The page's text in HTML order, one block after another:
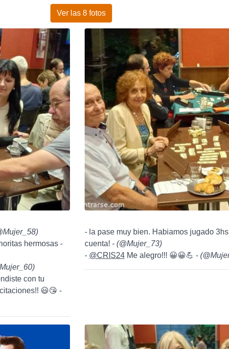
Ver las 8 fotos
)
hermosas -
)
con tu
😃😘 -
- la pase muy bien. Habiamos jugado
cuenta! - (@Mujer_73)
- @CRIS24Me alegro!!! 😀😀💪 - (